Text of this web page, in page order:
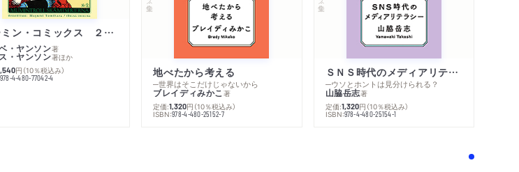
ムーミン・コミックス ２ あこがれの遠い土地
・ヤンソン著
・ヤンソン著ほか
円 （10％税込み）
978-4-480-77042-4 地べたから考える
─世界はそこだけじゃないから
ブレイディみかこ著
定価:1,320円 （10％税込み）
ISBN:978-4-480-25152-7
ＳＮＳ時代のメディアリテラシー
─ウソとホントは見分けられる？
山脇岳志著
定価:1,320円 （10％税込み）
ISBN:978-4-480-25154-1